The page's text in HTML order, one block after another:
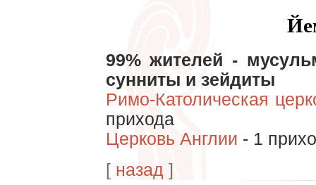
99% жителей -
сунниты и зейдиты
Римо-Католическая
прихода
Церковь Англии - 1
[ назад]